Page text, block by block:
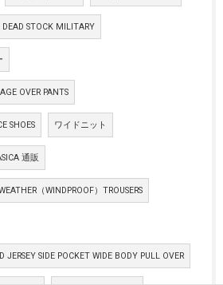
DEAD STOCK MILITARY
OVER PANTS
SHOES ワイドニット
通販
（WINDPROOF）TROUSERS
SIDE POCKET WIDE BODY PULL OVER